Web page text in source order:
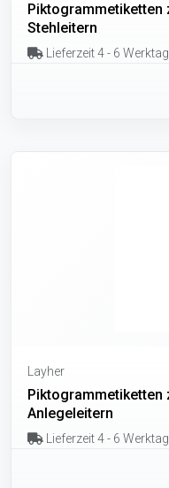
Piktogrammetiketten
Stehleitern
Lieferzeit 4 - 6
Layher
Piktogrammetiketten
Anlegeleitern
Lieferzeit 4 - 6